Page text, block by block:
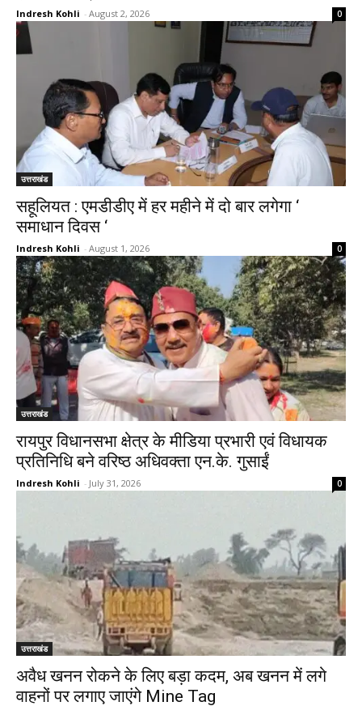
Indresh Kohli - August 2, 2026 0
उत्तराखंड
सहूलियत : एमडीडीए में हर महीने में दो बार लगेगा ‘
समाधान दिवस ‘
Indresh Kohli - August 1, 2026 0
उत्तराखंड
रायपुर विधानसभा क्षेत्र के मीडिया प्रभारी एवं विधायक
प्रतिनिधि बने वरिष्ठ अधिवक्ता एन.के. गुसाईं
Indresh Kohli - July 31, 2026 0
उत्तराखंड
अवैध खनन रोकने के लिए बड़ा कदम, अब खनन में लगे
वाहनों पर लगाए जाएंगे Mine Tag